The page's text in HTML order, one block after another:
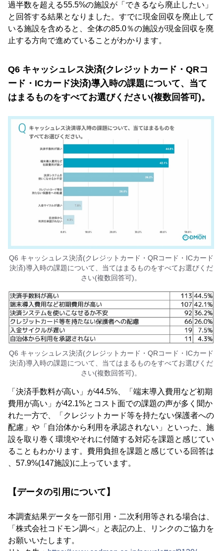
過半数を超える55.5%の施設が「できるなら廃止したい」
と回答する結果となりました。すでに現金回収を廃止して
いる施設を含めると、全体の85.0％の施設が現金回収を廃
止する方向で進めていることがわかります。
Q6 キャッシュレス決済(クレジットカード・QRコ
ード・ICカード決済)導入時の課題について、当て
はまるものをすべてお選びください(複数回答可)。
Q6 キャッシュレス決済(クレジットカード・QRコード・ICカード
決済)導入時の課題について、当てはまるものをすべてお選びくだ
さい(複数回答可)。
Q6 キャッシュレス決済(クレジットカード・QRコード・ICカード
決済)導入時の課題について、当てはまるものをすべてお選びくだ
さい(複数回答可)。
「決済手数料が高い」が44.5%、「端末導入費用など初期
費用が高い」が42.1%とコスト面での課題の声が多く聞か
れた一方で、「クレジットカード等を持たない保護者への
配慮」や「自治体から利用を承認されない」といった、施
設を取り巻く環境やそれに付随する対応を課題と感じてい
ることもわかります。費用負担を課題と感じている回答は
、57.9%(147施設)に上っています。
【データの引用について】
本調査結果データを一部引用・二次利用等される場合は、
「株式会社コドモン調べ」と表記の上、リンクのご協力を
お願いいたします。